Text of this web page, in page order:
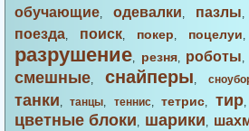
обучающие, одевалки, пазлы,
поезда, поиск, покер, поцелуи
разрушение, резня, роботы,
смешные, снайперы,
танки,танцы, теннис,тетрис, тир
цветные блоки, шарики,